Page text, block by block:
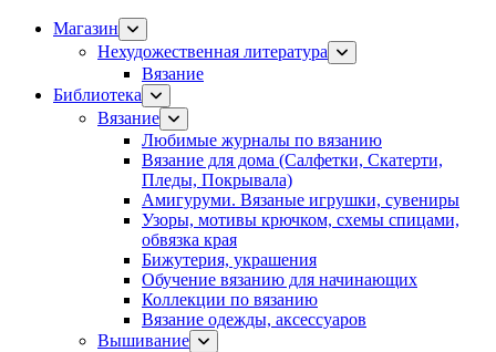
Магазин
Нехудожественная литература
Вязание
Библиотека
Вязание
Любимые журналы по вязанию
Вязание для дома (Салфетки, Скатерти,
Пледы, Покрывала)
Амигуруми. Вязаные игрушки, сувениры
Узоры, мотивы крючком, схемы спицами,
обвязка края
Бижутерия, украшения
Обучение вязанию для начинающих
Коллекции по вязанию
Вязание одежды, аксессуаров
Вышивание